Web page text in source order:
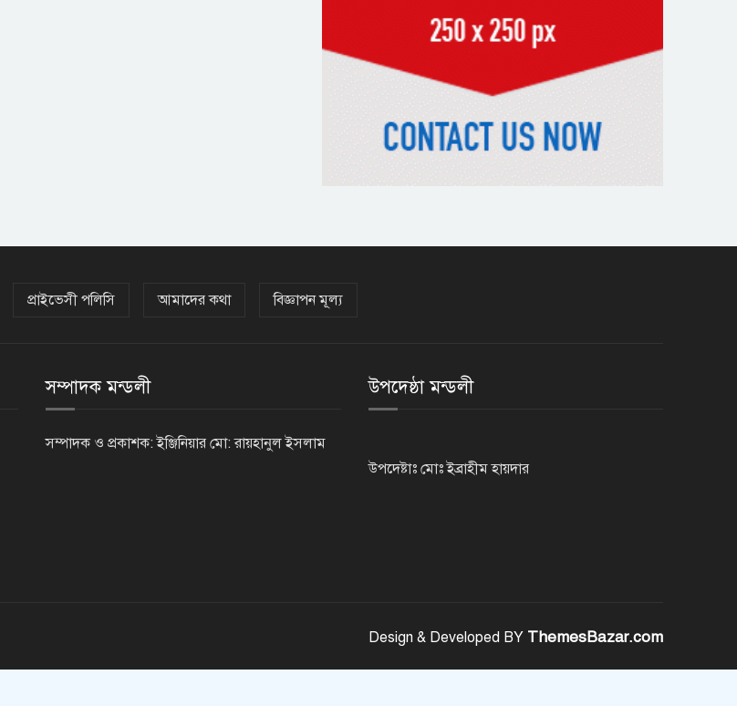
দুর্নীতিমুক্ত প্রশাসন গড়াই সরকারের
মূল লক্ষ্য : ভূমিমন্ত্রী
নেসকো কেন, কোনো কিছুই রাজশাহী
প্রাইভেসী পলিসি আমাদের কথা বিজ্ঞাপন মূল্য
সম্পাদক মন্ডলী
সম্পাদক ও প্রকাশক: ইঞ্জিনিয়ার মো: রায়হানুল ইসলাম
উপদেষ্ঠা মন্ডলী
উপদেষ্টাঃ মোঃ ইব্রাহীম হায়দার
Design & Developed BY ThemesBazar.com